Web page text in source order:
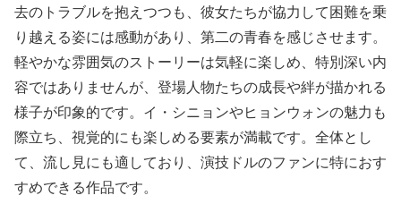
去のトラブルを抱えつつも、彼女たちが協力して困難を乗
り越える姿には感動があり、第二の青春を感じさせます。
軽やかな雰囲気のストーリーは気軽に楽しめ、特別深い内
容ではありませんが、登場人物たちの成長や絆が描かれる
様子が印象的です。イ・シニョンやヒョンウォンの魅力も
際立ち、視覚的にも楽しめる要素が満載です。全体とし
て、流し見にも適しており、演技ドルのファンに特におす
すめできる作品です。